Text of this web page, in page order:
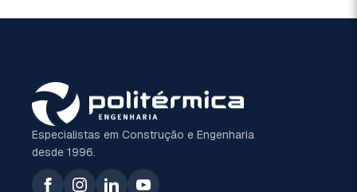
Especialistas em Construção e Engenharia
desde 1996.